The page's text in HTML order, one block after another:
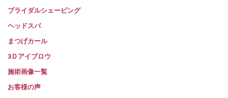
ブライダルシェービング
ヘッドスパ
まつげカール
3Ｄアイブロウ
施術画像一覧
お客様の声